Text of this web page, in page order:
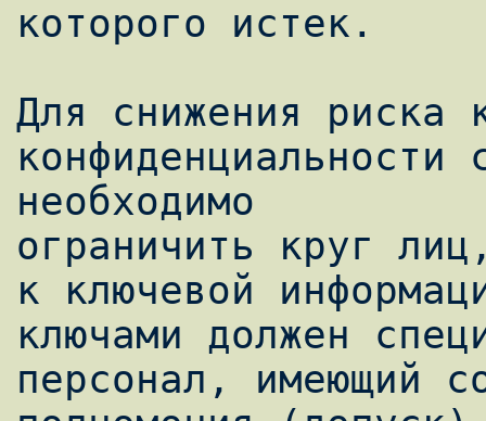
которого истек.
Для снижения риска
конфиденциальности
необходимо
ограничить круг
к ключевой
ключами должен
персонал, имеющий